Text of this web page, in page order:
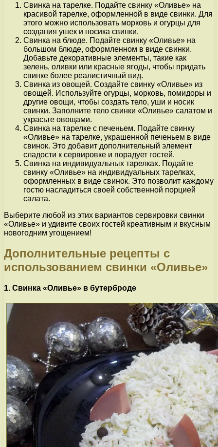
Свинка на тарелке. Подайте свинку «Оливье» на
красивой тарелке, оформленной в виде свинки. Для
этого можно использовать морковь и огурцы для
создания ушек и носика свинки.
Свинка на блюде. Подайте свинку «Оливье» на
большом блюде, оформленном в виде свинки.
Добавьте декоративные элементы, такие как
зелень, оливки или красные ягоды, чтобы придать
свинке более реалистичный вид.
Свинка из овощей. Создайте свинку «Оливье» из
овощей. Используйте огурцы, морковь, помидоры и
другие овощи, чтобы создать тело, уши и носик
свинки. Заполните тело свинки «Оливье» салатом и
украсьте овощами.
Свинка на тарелке с печеньем. Подайте свинку
«Оливье» на тарелке, украшенной печеньем в виде
свинок. Это добавит дополнительный элемент
сладости к сервировке и порадует гостей.
Свинка на индивидуальных тарелках. Подайте
свинку «Оливье» на индивидуальных тарелках,
оформленных в виде свинок. Это позволит каждому
гостю насладиться своей собственной порцией
салата.
Выберите любой из этих вариантов сервировки свинки
«Оливье» и удивите своих гостей креативным и вкусным
новогодним угощением!
Дополнительные рецепты с
использованием свинки «Оливье»
1. Свинка «Оливье» в бутерброде